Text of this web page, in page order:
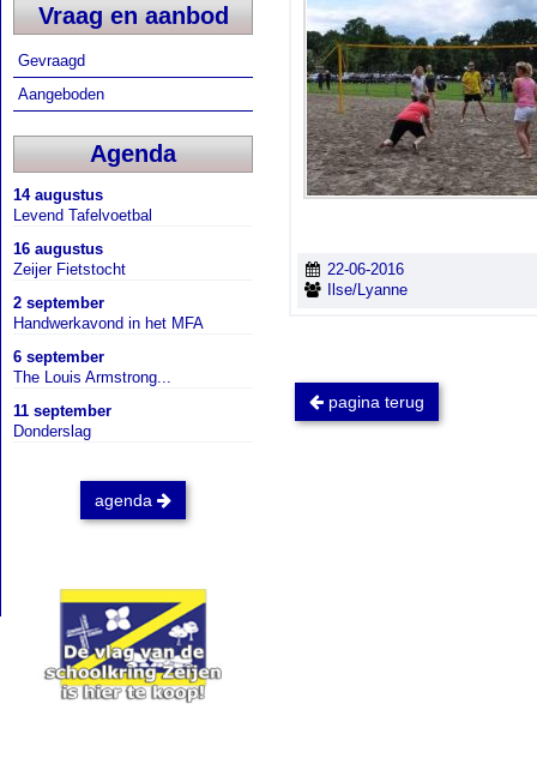
Vraag en aanbod
Gevraagd
Aangeboden
Agenda
14 augustus
Levend Tafelvoetbal
16 augustus
Zeijer Fietstocht
2 september
Handwerkavond in het MFA
6 september
The Louis Armstrong...
11 september
Donderslag
agenda
22-06-2016
Ilse/Lyanne
pagina terug